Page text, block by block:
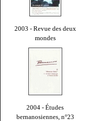
2003 - Revue des deux
mondes
2004 - Études
bernanosiennes, n°23